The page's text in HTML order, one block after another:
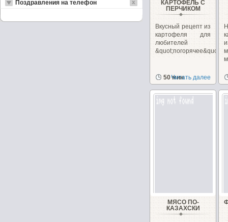
КАРТОФЕЛЬ С
ПЕРЧИКОМ
Вкусный рецепт из
картофеля для
любителей
50 мин
Читать далее
МЯСО ПО-
КАЗАХСКИ
Поздравления на телефон